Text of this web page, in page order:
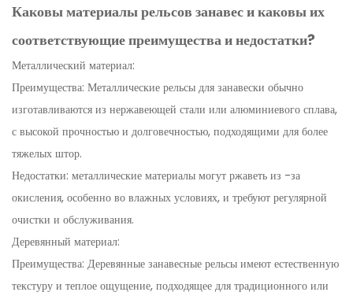
Каковы материалы рельсов занавес и каковы их
соответствующие преимущества и недостатки?
Металлический материал:
Преимущества: Металлические рельсы для занавески обычно
изготавливаются из нержавеющей стали или алюминиевого сплава,
с высокой прочностью и долговечностью, подходящими для более
тяжелых штор.
Недостатки: металлические материалы могут ржаветь из -за
окисления, особенно во влажных условиях, и требуют регулярной
очистки и обслуживания.
Деревянный материал:
Преимущества: Деревянные занавесные рельсы имеют естественную
текстуру и теплое ощущение, подходящее для традиционного или